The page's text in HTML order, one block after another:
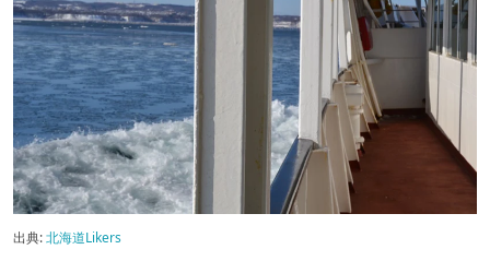
出典:北海道Likers